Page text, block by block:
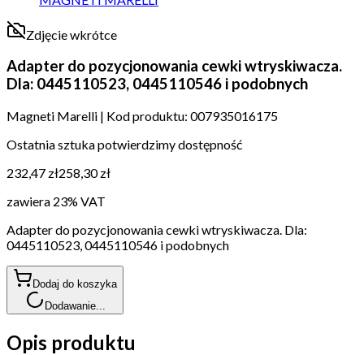
Zdjęcie wkrótce
Adapter do pozycjonowania cewki wtryskiwacza.
Dla: 0445110523, 0445110546 i podobnych
Magneti Marelli | Kod produktu: 007935016175
Ostatnia sztuka potwierdzimy dostępność
232,47 zł258,30 zł
zawiera 23% VAT
Adapter do pozycjonowania cewki wtryskiwacza. Dla:
0445110523, 0445110546 i podobnych
Dodaj do koszyka
Dodawanie...
Opis produktu